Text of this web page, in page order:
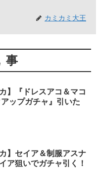
カミカミ大王
】『ドレスアコ＆マコ
アップガチャ』引いた
カ】セイア＆制服アスナ
ア狙いでガチャ引く！